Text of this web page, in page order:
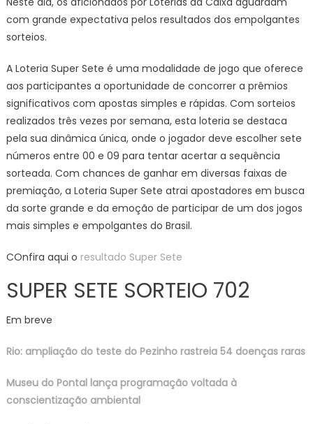
SORTEIO
SUPER
DE
HOJE
SEXTA
(06/06)
com grande expectativa pelos resultados dos empolgantes
sorteios.
A Loteria Super Sete é uma modalidade de jogo que oferece
aos participantes a oportunidade de concorrer a prêmios
significativos com apostas simples e rápidas. Com sorteios
realizados três vezes por semana, esta loteria se destaca
pela sua dinâmica única, onde o jogador deve escolher sete
números entre 00 e 09 para tentar acertar a sequência
sorteada. Com chances de ganhar em diversas faixas de
premiação, a Loteria Super Sete atrai apostadores em busca
da sorte grande e da emoção de participar de um dos jogos
mais simples e empolgantes do Brasil.
COnfira aqui o resultado Super Sete
SUPER SETE SORTEIO 702
Em breve
Rio: ampliação do teste do Pezinho rastreia 54 doenças raras
Museu do Pontal lança programação voltada à
conscientização ambiental